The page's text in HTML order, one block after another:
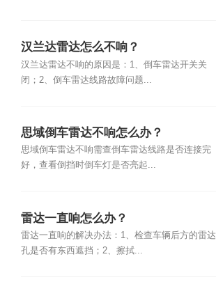
汉兰达雷达怎么不响？
汉兰达雷达不响的原因是：1、倒车雷达开关关
闭；2、倒车雷达线路故障问题...
思域倒车雷达不响怎么办？
思域倒车雷达不响需查倒车雷达线路是否连接完
好，查看倒挡时倒车灯是否亮起...
雷达一直响怎么办？
雷达一直响的解决办法：1、检查车辆后方的雷达
孔是否有东西遮挡；2、擦拭...